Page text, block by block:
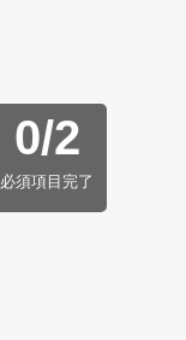
0/2
必須項目完了